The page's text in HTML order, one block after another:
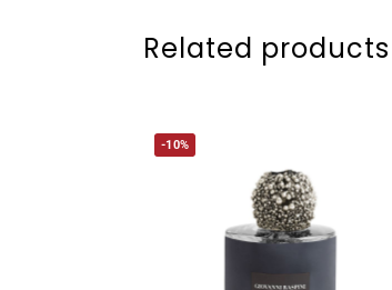
Related products
-10%